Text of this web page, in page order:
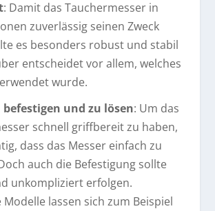
: Damit das Tauchermesser in
zuverlässig seinen Zweck
es besonders robust und stabil
entscheidet vor allem, welches
wurde.
befestigen und zu lösen: Um das
schnell griffbereit zu haben,
dass das Messer einfach zu
auch die Befestigung sollte
unkompliziert erfolgen.
Modelle lassen sich zum Beispiel